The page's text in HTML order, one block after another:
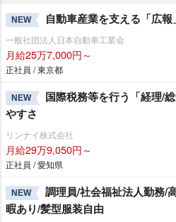
NEW 自動車産業を支える「広
一般社団法人日本自動車工業会
月給25万7,000円～
正社員 / 東京都
NEW
国際税務等を行う「経理/
すさ
リンナイ株式会社
月給29万9,050円～
正社員 / 愛知県
NEW
調理員/社会福祉法人勤務/
暇あり/髪型服装自由